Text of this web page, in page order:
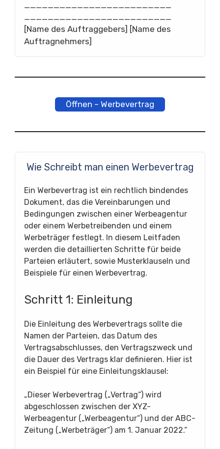
_________________________
_________________________
[Name des Auftraggebers] [Name des
Auftragnehmers]
Öffnen – Werbevertrag
Wie Schreibt man einen Werbevertrag
Ein Werbevertrag ist ein rechtlich bindendes
Dokument, das die Vereinbarungen und
Bedingungen zwischen einer Werbeagentur
oder einem Werbetreibenden und einem
Werbeträger festlegt. In diesem Leitfaden
werden die detaillierten Schritte für beide
Parteien erläutert, sowie Musterklauseln und
Beispiele für einen Werbevertrag.
Schritt 1: Einleitung
Die Einleitung des Werbevertrags sollte die
Namen der Parteien, das Datum des
Vertragsabschlusses, den Vertragszweck und
die Dauer des Vertrags klar definieren. Hier ist
ein Beispiel für eine Einleitungsklausel:
„Dieser Werbevertrag („Vertrag“) wird
abgeschlossen zwischen der XYZ-
Werbeagentur („Werbeagentur“) und der ABC-
Zeitung („Werbeträger“) am 1. Januar 2022.“